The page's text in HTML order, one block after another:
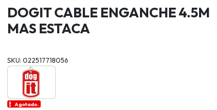
DOGIT CABLE ENGANCHE 4.5M
MAS ESTACA
SKU: 022517718056
Agotado.